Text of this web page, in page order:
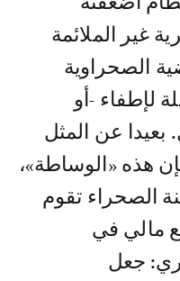
غير الملائمة
الصحراوية
لإطفاء -أو
بعيدا عن المثل
فإن هذه «الوساطة»،
الصحراء تقوم
مالي في
جعل